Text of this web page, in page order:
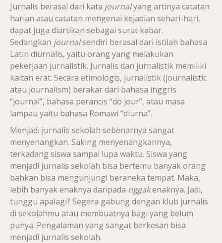
Jurnalis berasal dari kata journalyang artinya catatan
harian atau catatan mengenai kejadian sehari-hari,
dapat juga diartikan sebagai surat kabar.
Sedangkan journalsendiri berasal dari istilah bahasa
Latin diurnalis, yaitu orang yang melakukan
pekerjaan jurnalistik. Jurnalis dan jurnalistik memiliki
kaitan erat. Secara etimologis, jurnalistik (journalistic
atau journalism) berakar dari bahasa inggris
“journal”, bahasa perancis “do jour”, atau masa
lampau yaitu bahasa Romawi “diurna”.
Menjadi jurnalis sekolah sebenarnya sangat
menyenangkan. Saking menyenangkannya,
terkadang siswa sampai lupa waktu. Siswa yang
menjadi jurnalis sekolah bisa bertemu banyak orang
bahkan bisa mengunjungi beraneka tempat. Maka,
lebih banyak enaknya daripada nggakenaknya. Jadi,
tunggu apalagi? Segera gabung dengan klub jurnalis
di sekolahmu atau membuatnya bagi yang belum
punya. Pengalaman yang sangat berkesan bisa
menjadi jurnalis sekolah.